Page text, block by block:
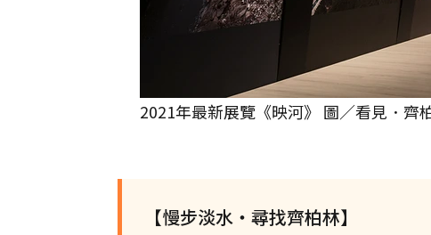
2021年最新展覽《映河》 圖／看見．齊
【慢步淡水・尋找齊柏林】